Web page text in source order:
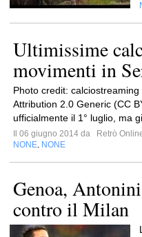
Ultimissime
movimenti in
Photo credit:
Attribution 2.0 Generic (CC
ufficialmente il 1° luglio, ma
Il 06 giugno 2014 da
Retrò
NONE NONE
Genoa,
contro il Milan